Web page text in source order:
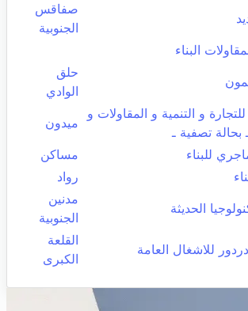
صفاقس
الجنوبية
البناء
حلق
الوادي
و التنمية و المقاولات و
بحالة تصفية ـ
ميدون
للبناء
مساكن
رواد
الحديثة
مدنين
الجنوبية
للاشغال العامة
القلعة
الكبرى